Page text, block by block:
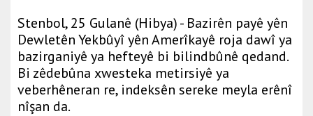
Stenbol, 25 Gulanê (Hibya) - Bazirên payê yên
Dewletên Yekbûyî yên Amerîkayê roja dawî ya
bazirganiyê ya hefteyê bi bilindbûnê qedand.
Bi zêdebûna xwesteka metirsiyê ya
veberhêneran re, indeksên sereke meyla erênî
nîşan da.